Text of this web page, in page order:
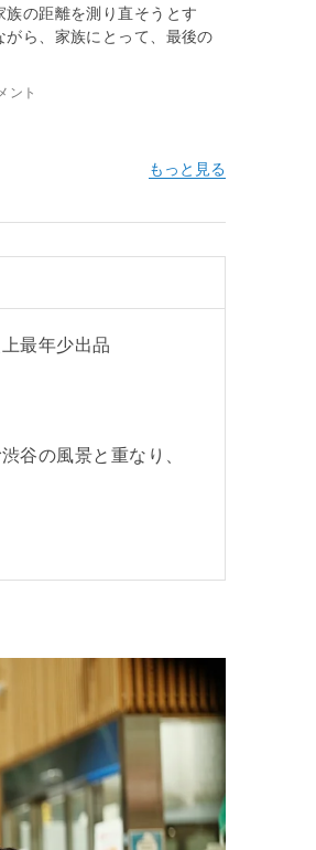
の距離を測り直そうとす
ら、家族にとって、最後の
ント
最年少出品
谷の風景と重なり、